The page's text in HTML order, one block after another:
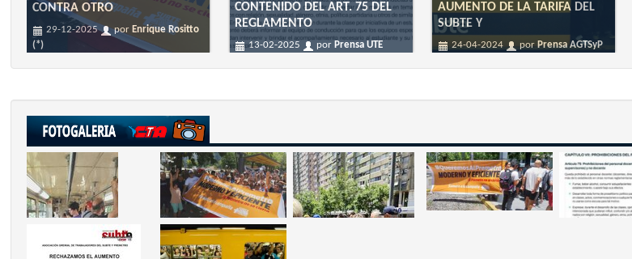
CONTRA OTRO
29-12-2025 por Enrique Rositto
(*)
CONTENIDO DEL ART. 75 DEL
REGLAMENTO
13-02-2025 por Prensa UTE
AUMENTO DE LA TARIFA DEL
SUBTE Y
24-04-2024 por Prensa AGTSyP